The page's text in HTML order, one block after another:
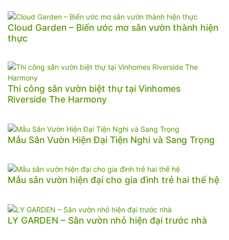
Cloud Garden – Biến ước mơ sân vườn thành hiện
thực
Thi công sân vườn biệt thự tại Vinhomes
Riverside The Harmony
Mẫu Sân Vườn Hiện Đại Tiện Nghi và Sang Trọng
Mẫu sân vườn hiện đại cho gia đình trẻ hai thế hệ
LY GARDEN – Sân vườn nhỏ hiện đại trước nhà